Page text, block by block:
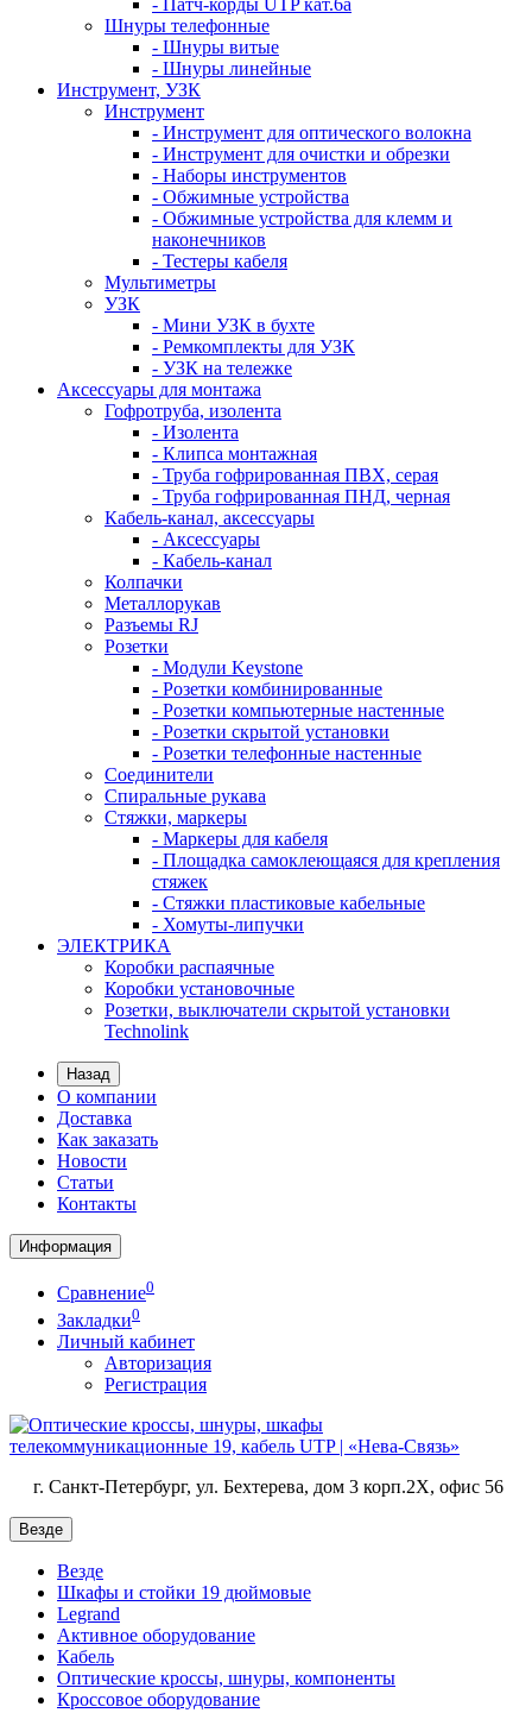
- Патч-корды UTP кат.6а
Шнуры телефонные
- Шнуры витые
- Шнуры линейные
Инструмент, УЗК
Инструмент
- Инструмент для оптического волокна
- Инструмент для очистки и обрезки
- Наборы инструментов
- Обжимные устройства
- Обжимные устройства для клемм и
наконечников
- Тестеры кабеля
Мультиметры
УЗК
- Мини УЗК в бухте
- Ремкомплекты для УЗК
- УЗК на тележке
Аксессуары для монтажа
Гофротруба, изолента
- Изолента
- Клипса монтажная
- Труба гофрированная ПВХ, серая
- Труба гофрированная ПНД, черная
Кабель-канал, аксессуары
- Аксессуары
- Кабель-канал
Колпачки
Металлорукав
Разъемы RJ
Розетки
- Модули Keystone
- Розетки комбинированные
- Розетки компьютерные настенные
- Розетки скрытой установки
- Розетки телефонные настенные
Соединители
Спиральные рукава
Стяжки, маркеры
- Маркеры для кабеля
- Площадка самоклеющаяся для крепления
стяжек
- Стяжки пластиковые кабельные
- Хомуты-липучки
ЭЛЕКТРИКА
Коробки распаячные
Коробки установочные
Розетки, выключатели скрытой установки
Technolink
Назад
О компании
Доставка
Как заказать
Новости
Статьи
Контакты
Информация
Сравнение0
Закладки0
Личный кабинет
Авторизация
Регистрация
г. Санкт-Петербург, ул. Бехтерева, дом 3 корп.2X, офис 56
Везде
Везде
Шкафы и стойки 19 дюймовые
Legrand
Активное оборудование
Кабель
Оптические кроссы, шнуры, компоненты
Кроссовое оборудование